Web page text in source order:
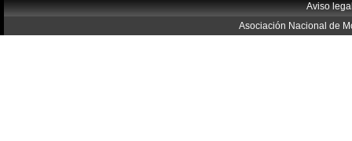
Aviso
Asociación Nacional de